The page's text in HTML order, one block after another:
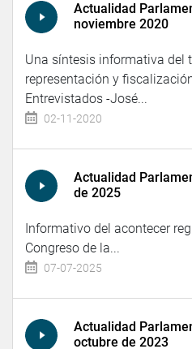
Actualidad
noviembre 2020
Una síntesis informativa del
representación y
Entrevistados -José...
02-11-2020
Actualidad
de 2025
Informativo del acontecer
Congreso de la...
07-07-2025
Actualidad
octubre de 2023